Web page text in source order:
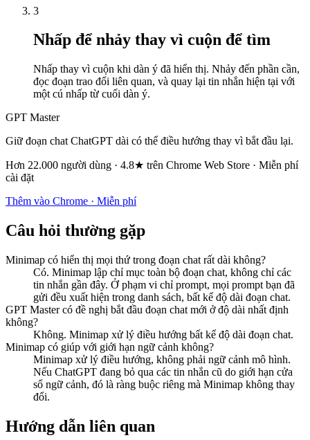
3
Nhấp để nhảy thay vì cuộn để tìm
Nhấp thay vì cuộn khi dàn ý đã hiển thị. Nhảy đến phần cần,
đọc đoạn trao đổi liên quan, và quay lại tin nhắn hiện tại với
một cú nhấp từ cuối dàn ý.
GPT Master
Giữ đoạn chat ChatGPT dài có thể điều hướng thay vì bắt đầu lại.
Hơn 22.000 người dùng · 4.8★ trên Chrome Web Store · Miễn phí
cài đặt
Thêm vào Chrome · Miễn phí
Câu hỏi thường gặp
Minimap có hiển thị mọi thứ trong đoạn chat rất dài không?
Có. Minimap lập chỉ mục toàn bộ đoạn chat, không chỉ các
tin nhắn gần đây. Ở phạm vi chỉ prompt, mọi prompt bạn đã
gửi đều xuất hiện trong danh sách, bất kể độ dài đoạn chat.
GPT Master có đề nghị bắt đầu đoạn chat mới ở độ dài nhất định
không?
Không. Minimap xử lý điều hướng bất kể độ dài đoạn chat.
Minimap có giúp với giới hạn ngữ cảnh không?
Minimap xử lý điều hướng, không phải ngữ cảnh mô hình.
Nếu ChatGPT đang bỏ qua các tin nhắn cũ do giới hạn cửa
sổ ngữ cảnh, đó là ràng buộc riêng mà Minimap không thay
đổi.
Hướng dẫn liên quan